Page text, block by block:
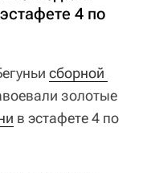
4 по
сборной
золотые
в эстафете 4 по